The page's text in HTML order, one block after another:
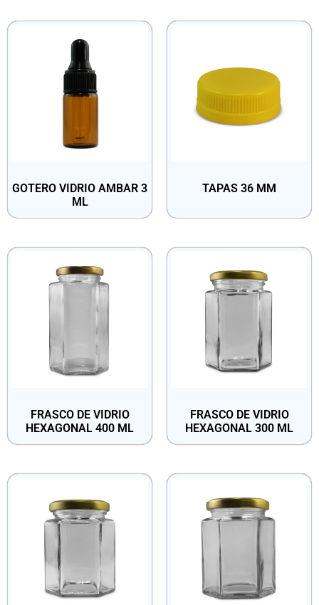
GOTERO VIDRIO AMBAR 3
ML
TAPAS 36 MM
FRASCO DE VIDRIO
HEXAGONAL 400 ML
FRASCO DE VIDRIO
HEXAGONAL 300 ML